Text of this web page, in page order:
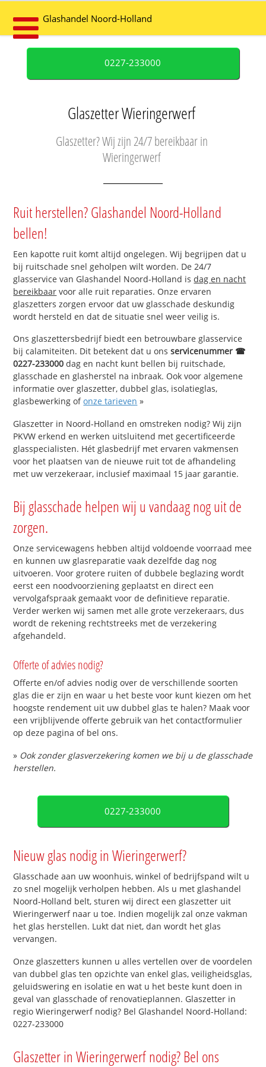
Glashandel Noord-Holland
0227-233000
Glaszetter Wieringerwerf
Glaszetter? Wij zijn 24/7 bereikbaar in
Wieringerwerf
Ruit herstellen? Glashandel Noord-Holland
bellen!
Een kapotte ruit komt altijd ongelegen. Wij begrijpen dat u
bij ruitschade snel geholpen wilt worden. De 24/7
glasservice van Glashandel Noord-Holland isdag en nacht
bereikbaar voor alle ruit reparaties. Onze ervaren
glaszetters zorgen ervoor dat uw glasschade deskundig
wordt hersteld en dat de situatie snel weer veilig is.
Ons glaszettersbedrijf biedt een betrouwbare glasservice
bij calamiteiten. Dit betekent dat u onsservicenummer ☎
0227-233000 dag en nacht kunt bellen bij ruitschade,
glasschade en glasherstel na inbraak. Ook voor algemene
informatie over glaszetter, dubbel glas, isolatieglas,
glasbewerking ofonze tarieven »
Glaszetter in Noord-Holland en omstreken nodig? Wij zijn
PKVW erkend en werken uitsluitend met gecertificeerde
glasspecialisten. Hét glasbedrijf met ervaren vakmensen
voor het plaatsen van de nieuwe ruit tot de afhandeling
met uw verzekeraar, inclusief maximaal 15 jaar garantie.
Bij glasschade helpen wij u vandaag nog uit de
zorgen.
Onze servicewagens hebben altijd voldoende voorraad mee
en kunnen uw glasreparatie vaak dezelfde dag nog
uitvoeren. Voor grotere ruiten of dubbele beglazing wordt
eerst een noodvoorziening geplaatst en direct een
vervolgafspraak gemaakt voor de definitieve reparatie.
Verder werken wij samen met alle grote verzekeraars, dus
wordt de rekening rechtstreeks met de verzekering
afgehandeld.
Offerte of advies nodig?
Offerte en/of advies nodig over de verschillende soorten
glas die er zijn en waar u het beste voor kunt kiezen om het
hoogste rendement uit uw dubbel glas te halen? Maak voor
een vrijblijvende offerte gebruik van het contactformulier
op deze pagina of bel ons.
» Ook zonder glasverzekering komen we bij u de glasschade
herstellen.
0227-233000
Nieuw glas nodig in Wieringerwerf?
Glasschade aan uw woonhuis, winkel of bedrijfspand wilt u
zo snel mogelijk verholpen hebben. Als u met glashandel
Noord-Holland belt, sturen wij direct een glaszetter uit
Wieringerwerf naar u toe. Indien mogelijk zal onze vakman
het glas herstellen. Lukt dat niet, dan wordt het glas
vervangen.
Onze glaszetters kunnen u alles vertellen over de voordelen
van dubbel glas ten opzichte van enkel glas, veiligheidsglas,
geluidswering en isolatie en wat u het beste kunt doen in
geval van glasschade of renovatieplannen. Glaszetter in
regio Wieringerwerf nodig? Bel Glashandel Noord-Holland:
0227-233000
Glaszetter in Wieringerwerf nodig? Bel ons